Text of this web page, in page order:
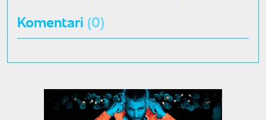
Komentari (0)